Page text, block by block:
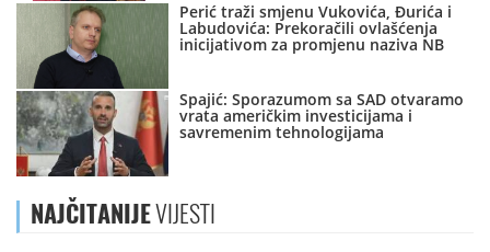
Perić traži smjenu Vukovića, Đurića i
Labudovića: Prekoračili ovlašćenja
inicijativom za promjenu naziva NB
Spajić: Sporazumom sa SAD otvaramo
vrata američkim investicijama i
savremenim tehnologijama
NAJČITANIJEVIJESTI